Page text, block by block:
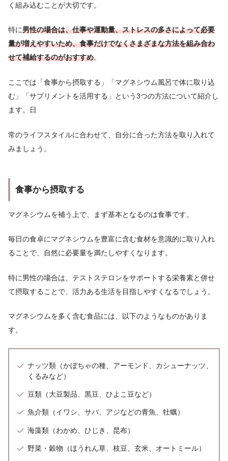
く組み込むことが大切です。
特に男性の場合は、仕事や運動量、ストレスの多さによって必要
量が増えやすいため、食事だけでなくさまざまな方法を組み合わ
せて補給するのがおすすめ。
ここでは「食事から摂取する」「マグネシウム風呂で体に取り込
む」「サプリメントを活用する」という3つの方法について紹介し
ます。日
常のライフスタイルに合わせて、自分に合った方法を取り入れて
みましょう。
食事から摂取する
マグネシウムを補う上で、まず基本となるのは食事です。
毎日の食卓にマグネシウムを豊富に含む食材を意識的に取り入れ
ることで、自然に必要量を満たしやすくなります。
特に男性の場合は、テストステロンをサポートする栄養素と併せ
て摂取することで、活力ある生活を目指しやすくなるでしょう。
マグネシウムを多く含む食品には、以下のようなものがありま
す。
ナッツ類（かぼちゃの種、アーモンド、カシューナッツ、
くるみなど）
豆類（大豆製品、黒豆、ひよこ豆など）
魚介類（イワシ、サバ、アジなどの青魚、牡蠣）
海藻類（わかめ、ひじき、昆布）
野菜・穀物（ほうれん草、枝豆、玄米、オートミール）